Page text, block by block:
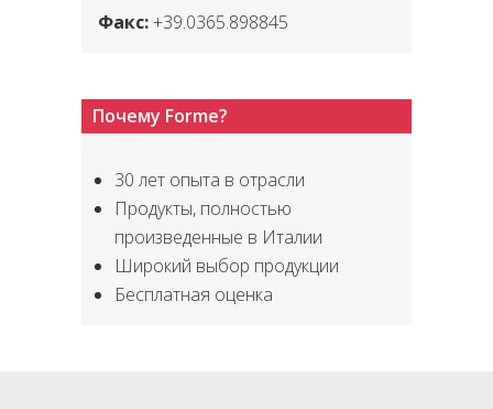
Факс:+39.0365.898845
Почему Forme?
30 лет опыта в отрасли
Продукты, полностью
произведенные в Италии
Широкий выбор продукции
Бесплатная оценка